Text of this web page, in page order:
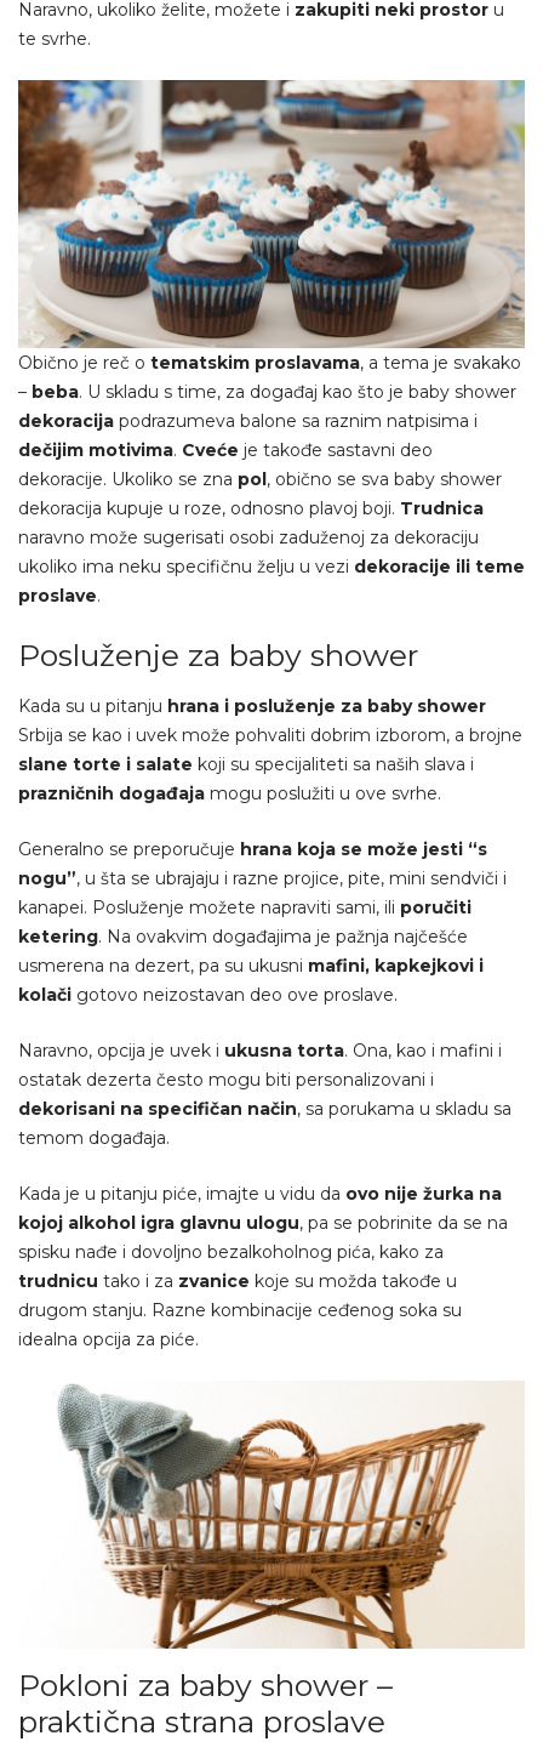
Naravno, ukoliko želite, možete i zakupiti neki prostor u
te svrhe.
Obično je reč o tematskim proslavama, a tema je svakako
– beba. U skladu s time, za događaj kao što je baby shower
dekoracija podrazumeva balone sa raznim natpisima i
dečijim motivima. Cveće je takođe sastavni deo
dekoracije. Ukoliko se zna pol, obično se sva baby shower
dekoracija kupuje u roze, odnosno plavoj boji. Trudnica
naravno može sugerisati osobi zaduženoj za dekoraciju
ukoliko ima neku specifičnu želju u vezi dekoracije ili teme
proslave.
Posluženje za baby shower
Kada su u pitanju hrana i posluženje za baby shower
Srbija se kao i uvek može pohvaliti dobrim izborom, a brojne
slane torte i salate koji su specijaliteti sa naših slava i
prazničnih događaja mogu poslužiti u ove svrhe.
Generalno se preporučuje hrana koja se može jesti “s
nogu”, u šta se ubrajaju i razne projice, pite, mini sendviči i
kanapei. Posluženje možete napraviti sami, ili poručiti
ketering. Na ovakvim događajima je pažnja najčešće
usmerena na dezert, pa su ukusni mafini, kapkejkovi i
kolači gotovo neizostavan deo ove proslave.
Naravno, opcija je uvek i ukusna torta. Ona, kao i mafini i
ostatak dezerta često mogu biti personalizovani i
dekorisani na specifičan način, sa porukama u skladu sa
temom događaja.
Kada je u pitanju piće, imajte u vidu da ovo nije žurka na
kojoj alkohol igra glavnu ulogu, pa se pobrinite da se na
spisku nađe i dovoljno bezalkoholnog pića, kako za
trudnicu tako i za zvanice koje su možda takođe u
drugom stanju. Razne kombinacije ceđenog soka su
idealna opcija za piće.
Pokloni za baby shower –
praktična strana proslave